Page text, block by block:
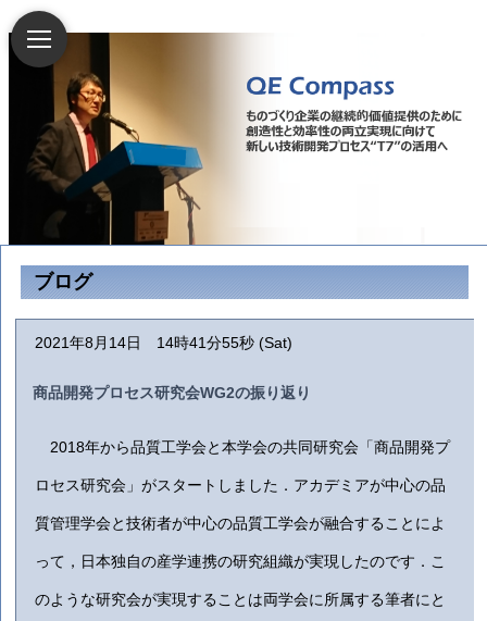
ブログ
2021年8月14日 14時41分55秒 (Sat)
商品開発プロセス研究会WG2の振り返り
2018年から品質工学会と本学会の共同研究会「商品開発プ
ロセス研究会」がスタートしました．アカデミアが中心の品
質管理学会と技術者が中心の品質工学会が融合することによ
って，日本独自の産学連携の研究組織が実現したのです．こ
のような研究会が実現することは両学会に所属する筆者にと